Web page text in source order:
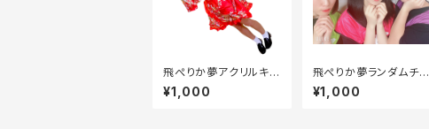
飛ぺりか夢アクリルキ
ーホルダー2020
¥1,000
飛ぺりか夢ランダムチェ
キ2枚セット
¥1,000